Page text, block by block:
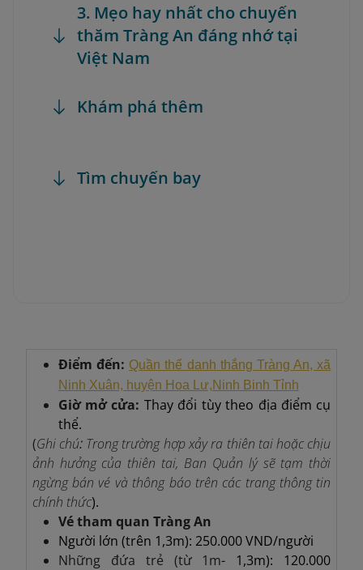
3. Mẹo hay nhất cho chuyến
thăm Tràng An đáng nhớ tại
Việt Nam
Khám phá thêm
Tìm chuyến bay
Điểm đến: Quần thể danh thắng Tràng An, xã
Ninh Xuân, huyện Hoa Lư,Ninh Binh Tỉnh
Giờ mở cửa: Thay đổi tùy theo địa điểm cụ
thể.
(Ghi chú: Trong trường hợp xảy ra thiên tai hoặc chịu
ảnh hưởng của thiên tai, Ban Quản lý sẽ tạm thời
ngừng bán vé và thông báo trên các trang thông tin
chính thức).
Vé tham quan Tràng An
Người lớn (trên 1,3m): 250.000 VND/người
Những đứa trẻ (từ 1m- 1,3m): 120.000